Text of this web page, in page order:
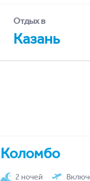
Отдых в
Казань
Коломбо
2 ночей